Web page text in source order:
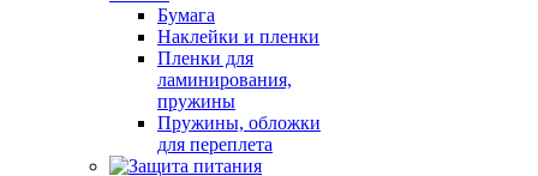
Бумага
Наклейки и пленки
Пленки для
ламинирования,
пружины
Пружины, обложки
для переплета